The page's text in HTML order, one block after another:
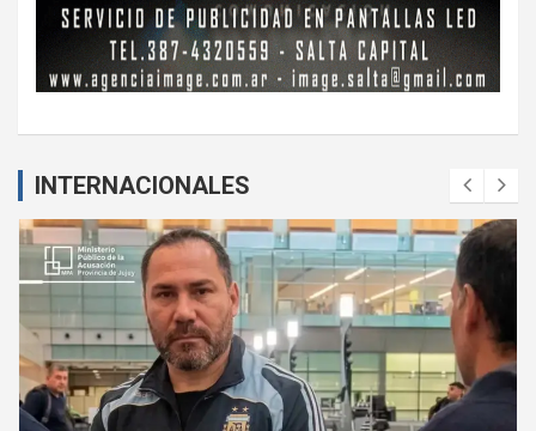
INTERNACIONALES